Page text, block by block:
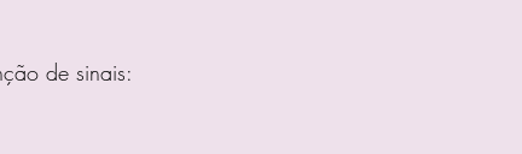
de sinais: